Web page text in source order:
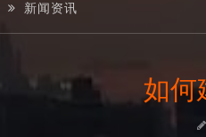
新闻资讯
如何